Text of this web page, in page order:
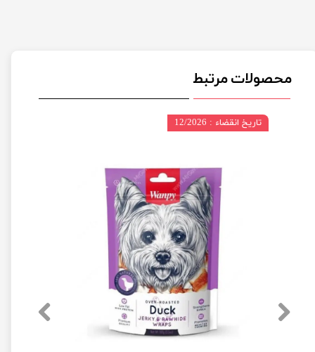
محصولات مرتبط
تاریخ انقضاء : 12/2026